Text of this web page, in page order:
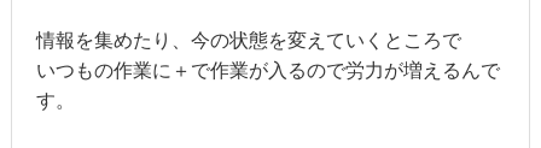
情報を集めたり、今の状態を変えていくところで
いつもの作業に＋で作業が入るので労力が増えるんで
す。